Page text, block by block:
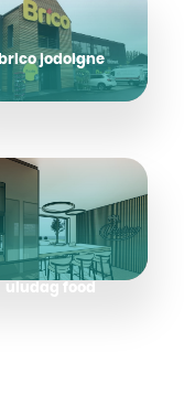
brico jodoigne
uludag food